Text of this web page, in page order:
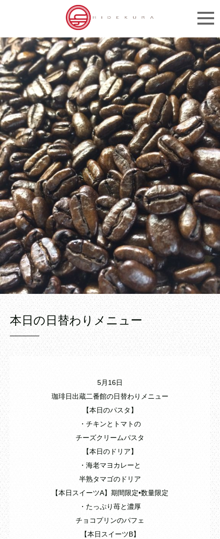
本日の日替わりメニュー
5月16日
珈琲日出蔵二番館の日替わりメニュー
【本日のパスタ】
・チキンとトマトの
チーズクリームパスタ
【本日のドリア】
・海老マヨカレーと
半熟タマゴのドリア
【本日スイーツA】期間限定•数量限定
・たっぷり苺と濃厚
チョコプリンのパフェ
【本日スイーツB】